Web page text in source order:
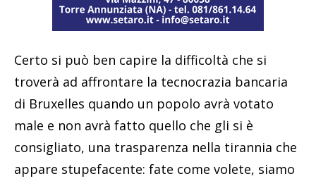
Certo si può ben capire la difficoltà che si
troverà ad affrontare la tecnocrazia bancaria
di Bruxelles quando un popolo avrà votato
male e non avrà fatto quello che gli si è
consigliato, una trasparenza nella tirannia che
appare stupefacente: fate come volete, siamo